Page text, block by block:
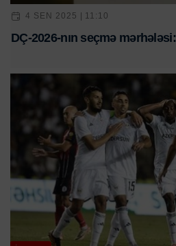
4 SEN 2025 | 11:10
DÇ-2026-nın seçmə